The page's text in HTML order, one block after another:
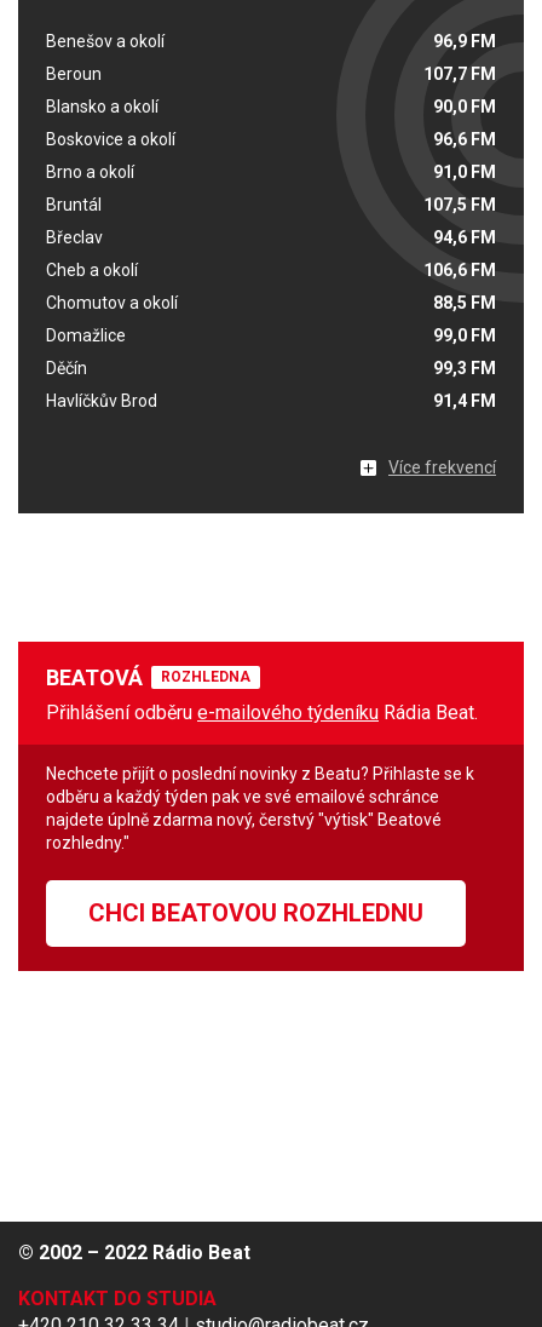
Benešov a okolí
96,9 FM
Beroun
107,7 FM
Blansko a okolí
90,0 FM
Boskovice a okolí
96,6 FM
Brno a okolí
91,0 FM
Bruntál
107,5 FM
Břeclav
94,6 FM
Cheb a okolí
106,6 FM
Chomutov a okolí
88,5 FM
Domažlice
99,0 FM
Děčín
99,3 FM
Havlíčkův Brod
91,4 FM
Více frekvencí
BEATOVÁ ROZHLEDNA
Přihlášení odběru e-mailového týdeníku Rádia Beat.
Nechcete přijít o poslední novinky z Beatu? Přihlaste se k
odběru a každý týden pak ve své emailové schránce
najdete úplně zdarma nový, čerstvý "výtisk" Beatové
rozhledny."
CHCI BEATOVOU ROZHLEDNU
© 2002 – 2022 Rádio Beat
KONTAKT DO STUDIA